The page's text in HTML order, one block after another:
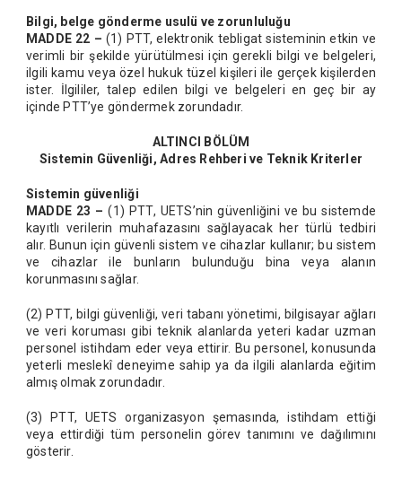
Bilgi, belge gönderme usulü ve zorunluluğu
MADDE 22 – (1) PTT, elektronik tebligat sisteminin etkin ve
verimli bir şekilde yürütülmesi için gerekli bilgi ve belgeleri,
ilgili kamu veya özel hukuk tüzel kişileri ile gerçek kişilerden
ister. İlgililer, talep edilen bilgi ve belgeleri en geç bir ay
içinde PTT’ye göndermek zorundadır.
ALTINCI BÖLÜM
Sistemin Güvenliği, Adres Rehberi ve Teknik Kriterler
Sistemin güvenliği
MADDE 23 – (1) PTT, UETS’nin güvenliğini ve bu sistemde
kayıtlı verilerin muhafazasını sağlayacak her türlü tedbiri
alır. Bunun için güvenli sistem ve cihazlar kullanır; bu sistem
ve cihazlar ile bunların bulunduğu bina veya alanın
korunmasını sağlar.
(2) PTT, bilgi güvenliği, veri tabanı yönetimi, bilgisayar ağları
ve veri koruması gibi teknik alanlarda yeteri kadar uzman
personel istihdam eder veya ettirir. Bu personel, konusunda
yeterli meslekî deneyime sahip ya da ilgili alanlarda eğitim
almış olmak zorundadır.
(3) PTT, UETS organizasyon şemasında, istihdam ettiği
veya ettirdiği tüm personelin görev tanımını ve dağılımını
gösterir.